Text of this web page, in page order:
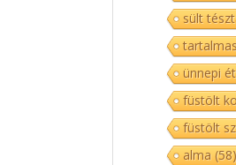
sült
ünnepi
füstölt
füstölt
alma (58)